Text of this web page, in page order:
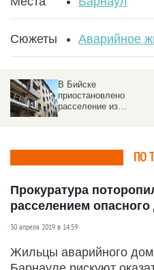
Сюжеты Аварийное
В Бийске
приостановлено
расселение из
ПО
Прокуратура
расселением
30 апреля 2019 в 14:59
Жильцы аварийного